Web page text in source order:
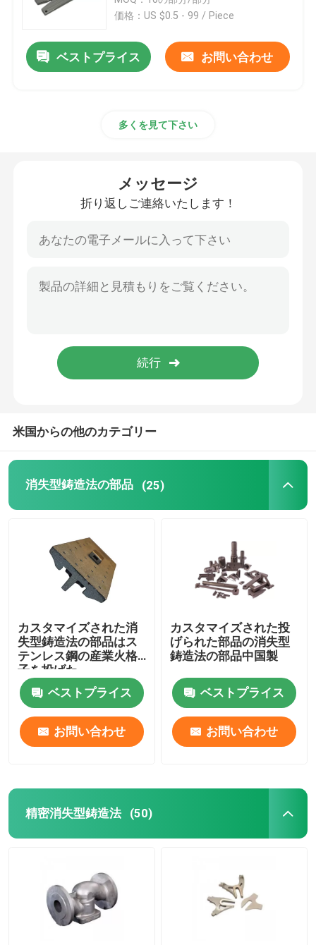
CNC工学機械部品
宇宙航空消失型鋳造法
CNCフライス部品
CNCは部品を回した
価格：US $0.5 - 99 / Piece
ベストプライス お問い合わせ
多くを見て下さい
メッセージ
折り返しご連絡いたします！
米国からの他のカテゴリー
消失型鋳造法の部品 (25)
カスタマイズされた消
失型鋳造法の部品はス
テンレス鋼の産業火格
子を投げた
ベストプライス
お問い合わせ
カスタマイズされた投
げられた部品の消失型
鋳造法の部品中国製
ベストプライス
お問い合わせ
精密消失型鋳造法 (50)